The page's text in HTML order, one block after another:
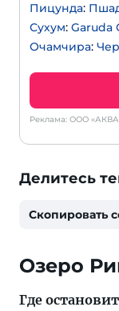
Пицунда:
Сухум: Garuda
Очамчира:
Реклама: ООО
Делитесь
Скопировать
Озеро
Где